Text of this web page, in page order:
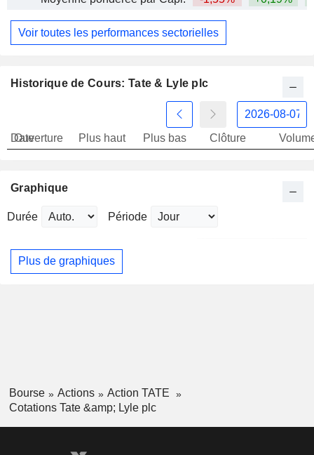
Voir toutes les performances sectorielles
Historique de Cours: Tate & Lyle plc
Date
Ouverture Plus haut Plus bas Clôture
Graphique
Durée Période
Plus de graphiques
Bourse Actions
Action TATE
Cotations Tate &amp; Lyle plc